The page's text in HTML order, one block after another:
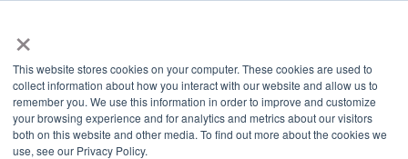
×
This website stores cookies on your computer. These cookies are used to
collect information about how you interact with our website and allow us to
remember you. We use this information in order to improve and customize
your browsing experience and for analytics and metrics about our visitors
both on this website and other media. To find out more about the cookies we
use, see our Privacy Policy.
Skip to main content
Archivos de
Etiquetas:backstage
NOVEDADES